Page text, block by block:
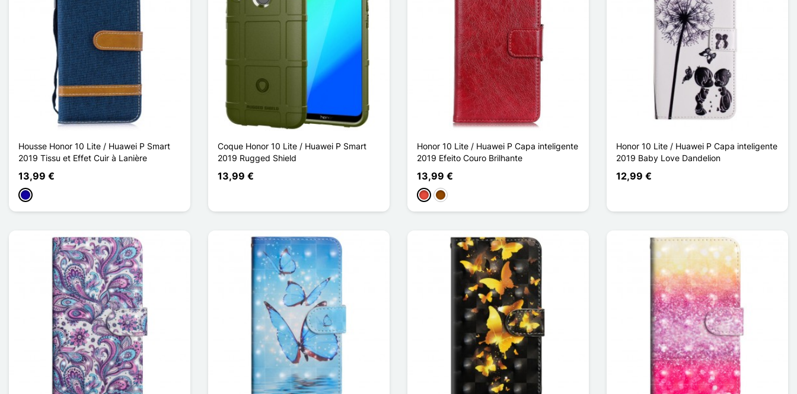
Housse Honor 10 Lite / Huawei P Smart
2019 Tissu et Effet Cuir à Lanière
13,99 €
Azul Escuro
Coque Honor 10 Lite / Huawei P Smart
2019 Rugged Shield
13,99 €
Honor 10 Lite / Huawei P Capa inteligente
2019 Efeito Couro Brilhante
13,99 €
VermelhoCastanho
Honor 10 Lite / Huawei P Capa inteligente
2019 Baby Love Dandelion
12,99 €